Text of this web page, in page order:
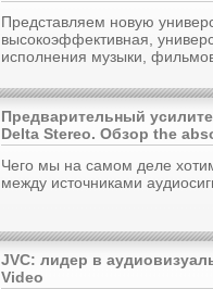
Представляем новую
высокоэффективная,
исполнения музыки,
Предварительный
Delta Stereo. Обзор the
Чего мы на самом деле
между источниками
JVC: лидер в
Video